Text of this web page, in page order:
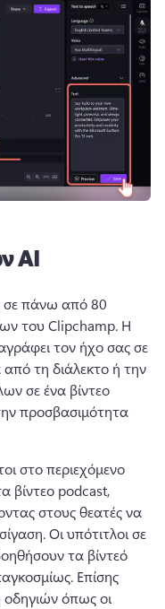
AI
σε πάνω από 80
του Clipchamp. Η
τον ήχο σας σε
τη διάλεκτο ή την
σε ένα βίντεο
προσβασιμότητα
στο περιεχόμενο
βίντεο podcast,
στους θεατές να
Οι υπότιτλοι σε
τα βίντεό
Επίσης
όπως οι